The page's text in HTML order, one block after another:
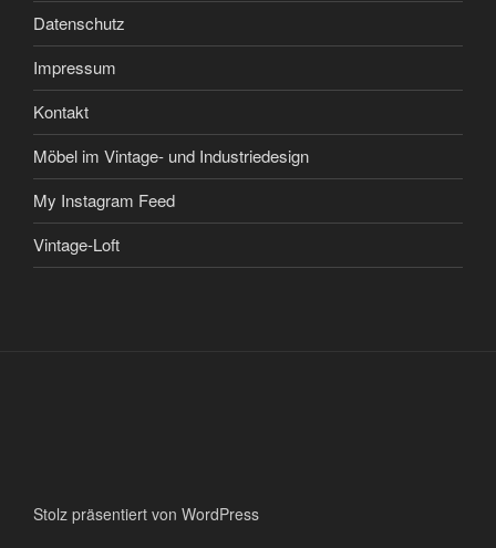
Datenschutz
Impressum
Kontakt
Möbel im Vintage- und Industriedesign
My Instagram Feed
Vintage-Loft
Stolz präsentiert von WordPress